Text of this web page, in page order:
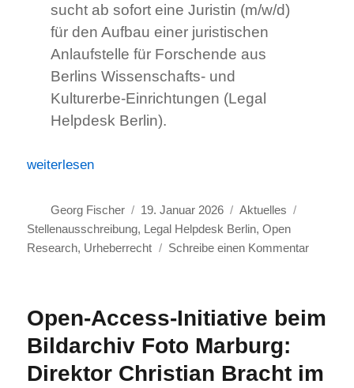
sucht ab sofort eine Juristin (m/w/d)
für den Aufbau einer juristischen
Anlaufstelle für Forschende aus
Berlins Wissenschafts- und
Kulturerbe-Einrichtungen (Legal
Helpdesk Berlin).
„Stellenausschreibung mit Schwerpunkt
weiterlesen
Autor
Georg Fischer
Veröffentlicht
am
19. Januar 2026 Kategorien
Aktuelles
Stellenausschreibung, Legal Helpdesk Berlin,Open
Research, Urheberrecht Schreibe einen Kommentarzu
Legal
Open-Access-Initiative beim
Bildarchiv Foto Marburg:
Direktor Christian Bracht im